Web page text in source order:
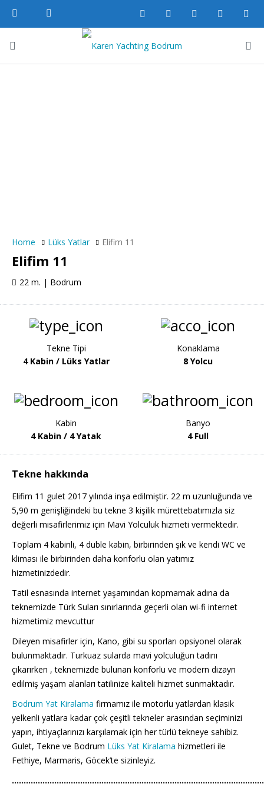
Home Lüks Yatlar Elifim 11
Elifim 11
22 m. | Bodrum
Tekne Tipi
4 Kabin / Lüks Yatlar
Konaklama
8 Yolcu
Kabin
4 Kabin / 4 Yatak
Banyo
4 Full
Tekne hakkında
Elifim 11 gulet 2017 yılında inşa edilmiştir. 22 m uzunluğunda ve
5,90 m genişliğindeki bu tekne 3 kişilik mürettebatımızla siz
değerli misafirlerimiz için Mavi Yolculuk hizmeti vermektedir.
Toplam 4 kabinli, 4 duble kabin, birbirinden şık ve kendi WC ve
kliması ile birbirinden daha konforlu olan yatımız
hizmetinizdedir.
Tatil esnasında internet yaşamından kopmamak adına da
teknemizde Türk Suları sınırlarında geçerli olan wi-fi internet
hizmetimiz mevcuttur
Dileyen misafirler için, Kano, gibi su sporları opsiyonel olarak
bulunmaktadır. Turkuaz sularda mavi yolculuğun tadını
çıkarırken , teknemizde bulunan konforlu ve modern dizayn
edilmiş yaşam alanları tatilinize kaliteli hizmet sunmaktadır.
Bodrum Yat Kiralama firmamız ile motorlu yatlardan klasik
yelkenli yatlara kadar çok çeşitli tekneler arasından seçiminizi
yapın, ihtiyaçlarınızı karşılamak için her türlü tekneye sahibiz.
Gulet, Tekne ve Bodrum Lüks Yat Kiralama hizmetleri ile
Fethiye, Marmaris, Göcek’te sizinleyiz.